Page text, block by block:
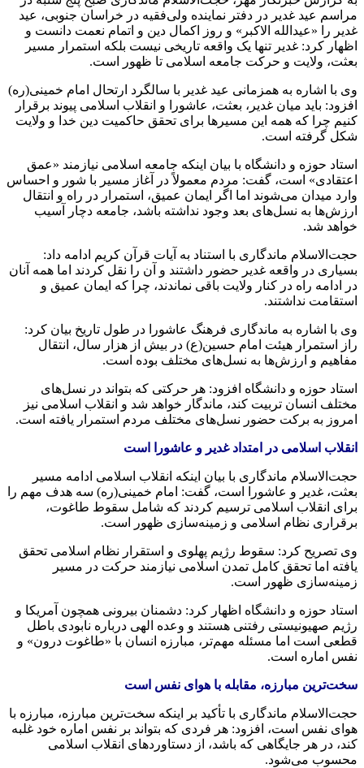
مراسم عید غدیر در دفتر نماینده ولی‌فقیه در خراسان جنوبی، عید
غدیر را «عیدالله الاکبر» و روز اکمال دین و اتمام نعمت دانست و
اظهار کرد: غدیر تنها یک واقعه تاریخی نیست بلکه استمرار مسیر
بعثت، ولایت و حرکت جامعه اسلامی تا ظهور است.
وی با اشاره به همزمانی عید غدیر با سالگرد ارتحال امام خمینی(ره)
افزود: باید میان غدیر، بعثت، عاشورا و انقلاب اسلامی پیوند برقرار
کنیم چرا که همه این مسیرها برای تحقق حاکمیت دین خدا و ولایت
شکل گرفته است.
استاد حوزه و دانشگاه با بیان اینکه جامعه اسلامی نیازمند «عمق
اعتقادی» است، گفت: مردم معمولاً در آغاز مسیر با شور و احساس
وارد میدان می‌شوند اما اگر ایمان عمیق، استمرار در راه و انتقال
ارزش‌ها به نسل‌های بعد وجود نداشته باشد، جامعه دچار آسیب
خواهد شد.
حجت‌الاسلام ماندگاری با استناد به آیات قرآن کریم ادامه داد:
بسیاری در واقعه غدیر حضور داشتند و آن را نقل کردند اما همه آنان
در ادامه راه در کنار ولایت باقی نماندند، چرا که ایمان عمیق و
استقامت نداشتند.
وی با اشاره به ماندگاری فرهنگ عاشورا در طول تاریخ بیان کرد:
راز استمرار هیئت امام حسین(ع) در بیش از هزار سال، انتقال
مفاهیم و ارزش‌ها به نسل‌های مختلف بوده است.
استاد حوزه و دانشگاه افزود: هر حرکتی که بتواند در نسل‌های
مختلف انسان تربیت کند، ماندگار خواهد شد و انقلاب اسلامی نیز
امروز به برکت حضور نسل‌های مختلف مردم استمرار یافته است.
انقلاب اسلامی در امتداد غدیر و عاشورا است
حجت‌الاسلام ماندگاری با بیان اینکه انقلاب اسلامی ادامه مسیر
بعثت، غدیر و عاشورا است، گفت: امام خمینی(ره) سه هدف مهم را
برای انقلاب اسلامی ترسیم کردند که شامل سقوط طاغوت،
برقراری نظام اسلامی و زمینه‌سازی ظهور است.
وی تصریح کرد: سقوط رژیم پهلوی و استقرار نظام اسلامی تحقق
یافته اما تحقق کامل تمدن اسلامی نیازمند حرکت در مسیر
زمینه‌سازی ظهور است.
استاد حوزه و دانشگاه اظهار کرد: دشمنان بیرونی همچون آمریکا و
رژیم صهیونیستی رفتنی هستند و وعده الهی درباره نابودی باطل
قطعی است اما مسئله مهم‌تر، مبارزه انسان با «طاغوت درون» و
نفس اماره است.
سخت‌ترین مبارزه، مقابله با هوای نفس است
حجت‌الاسلام ماندگاری با تأکید بر اینکه سخت‌ترین مبارزه، مبارزه با
هوای نفس است، افزود: هر فردی که بتواند بر نفس اماره خود غلبه
کند، در هر جایگاهی که باشد، از دستاوردهای انقلاب اسلامی
محسوب می‌شود.